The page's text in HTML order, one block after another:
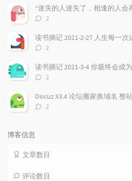
数：
评
数：
2
评
数：
2
评
数：
2
Discuz X3.4 论坛搬家换域名 整
评
2
博客信息
文章数目
评论数目